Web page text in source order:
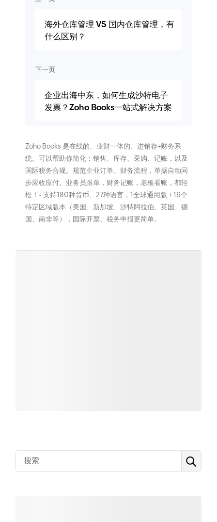
海外仓库管理 VS 国内仓库管理，有
什么区别？
下一页
企业出海中东，如何生成沙特电子
发票？Zoho Books一站式解决方案
Zoho Books 是在线的、业财一体的、进销存+财务系
统。可以帮助你简化：销售、库存、采购、记账，以及
国际税务合规。规范企业订单、财务流程，单据自动同
步应收应付。业务员跟单，财务记账，老板看账，都轻
松！~ 支持180种货币、27种语言，1全球通用版 + 16个
特定区域版本（美国、新加坡、沙特阿拉伯、英国、德
国、南非等），国际开票、税务申报更简单。